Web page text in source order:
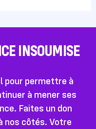
INSOUMISE
pour permettre à
à mener ses
Faites un don
nos côtés. Votre